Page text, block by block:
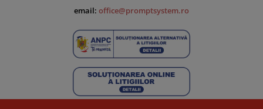
email: office@promptsystem.ro